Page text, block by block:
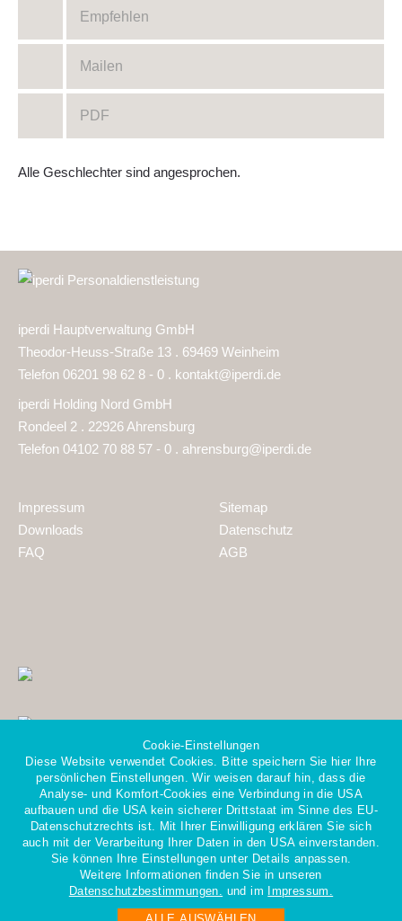
Cookie-Einstellungen
Diese Website verwendet Cookies. Bitte speichern Sie hier Ihre
persönlichen Einstellungen. Wir weisen darauf hin, dass die
Analyse- und Komfort-Cookies eine Verbindung in die USA
aufbauen und die USA kein sicherer Drittstaat im Sinne des EU-
Datenschutzrechts ist. Mit Ihrer Einwilligung erklären Sie sich
auch mit der Verarbeitung Ihrer Daten in den USA einverstanden.
Sie können Ihre Einstellungen unter Details anpassen.
Weitere Informationen finden Sie in unseren
Datenschutzbestimmungen. und im Impressum.
ALLE AUSWÄHLEN
Empfehlen
Mailen
PDF
Alle Geschlechter sind angesprochen.
iperdi Hauptverwaltung GmbH
Theodor-Heuss-Straße 13 . 69469 Weinheim
Telefon 06201 98 62 8 - 0 . kontakt@iperdi.de
iperdi Holding Nord GmbH
Rondeel 2 . 22926 Ahrensburg
Telefon 04102 70 88 57 - 0 . ahrensburg@iperdi.de
Impressum
Downloads
FAQ
Sitemap
Datenschutz
AGB
Mitglied im Gesamtverband
der Personaldienstleister e.V.